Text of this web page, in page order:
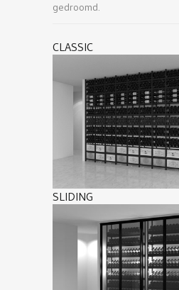
gedroomd.
CLASSIC
SLIDING